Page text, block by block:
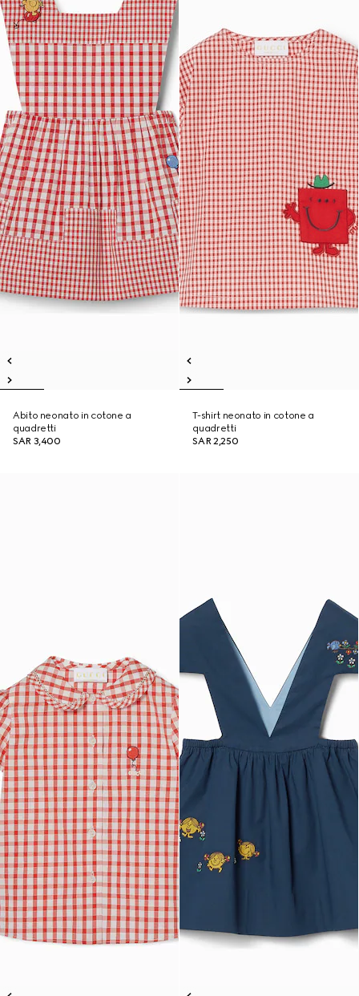
Abito neonato in cotone a
quadretti
SAR 3,400
T-shirt neonato in cotone a
quadretti
SAR 2,250